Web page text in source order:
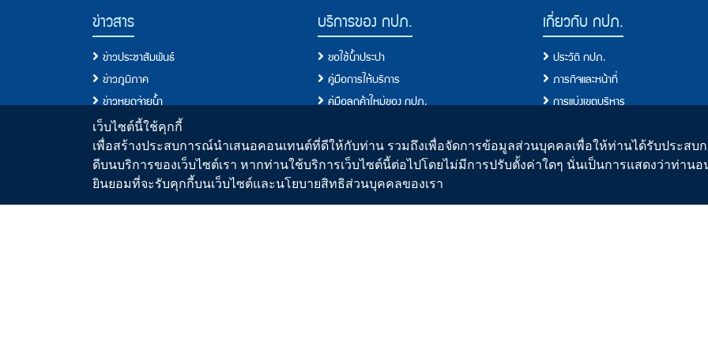
PWA Footer Link
ข่าวสาร
ข่าวประชาสัมพันธ์
ข่าวภูมิภาค
ข่าวหยุดจ่ายน้ำ
ข่าวสมัครงาน
ข่าวประกวดราคา/จัดซื้อจัดจ้าง
วารสารน้ำ
สื่อประชาสัมพันธ์
บริการของ กปภ.
ขอใช้น้ำประปา
คู่มือการให้บริการ
คู่มือลูกค้าใหม่ของ กปภ.
เงื่อนไขการใช้น้ำ
ขอติดตั้งประปาใหม่
คู่มือการปฏิบัติ/มาตรฐานการปฏิบัติงาน
คู่มือบริการประชาชน/ขั้นตอนการให้บริการ
เกี่ยวกับ กปภ.
ประวัติ กปภ.
ภารกิจและหน้าที่
การแบ่งเขตบริหาร
คณะกรรมการ
คณะผู้บริหาร
รายงานประจำปี
เว็บไซต์นี้ใช้คุกกี้
เพื่อสร้างประสบการณ์นำเสนอคอนเทนต์ที่ดีให้กับท่าน รวมถึงเพื่อจัดการข้อมูลส่วนบุคคลเพื่อให้ท่านได้รับประสบ
ดีบนบริการของเว็บไซต์เรา หากท่านใช้บริการเว็บไซต์นี้ต่อไปโดยไม่มีการปรับตั้งค่าใดๆ นั่นเป็นการแสดงว่าท่าน
ยินยอมที่จะรับคุกกี้บนเว็บไซต์และนโยบายสิทธิส่วนบุคคลของเรา